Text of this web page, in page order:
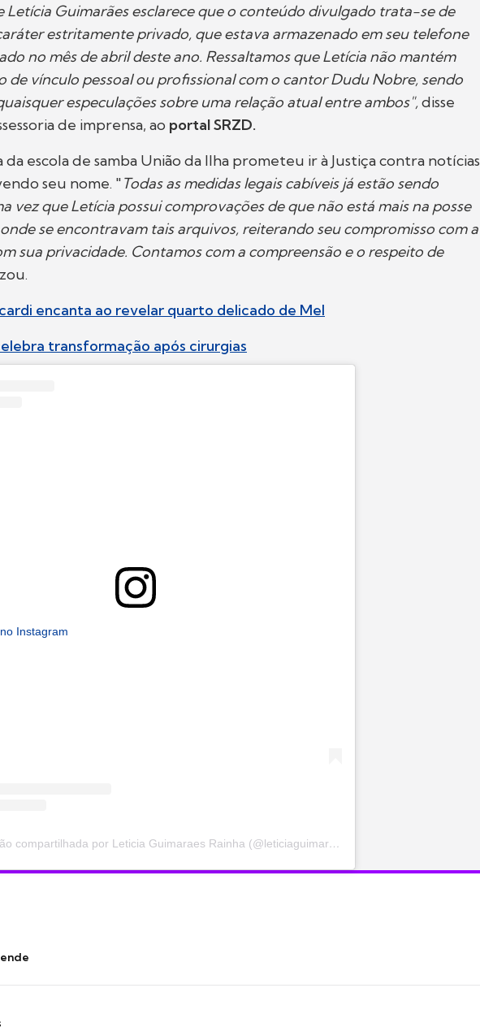
Letícia Guimarães esclarece que o conteúdo divulgado trata-se de
estritamente privado, que estava armazenado em seu telefone
no mês de abril deste ano. Ressaltamos que Letícia não mantém
de vínculo pessoal ou profissional com o cantor Dudu Nobre, sendo
especulações sobre uma relação atual entre ambos",disse
de imprensa, ao portal SRZD.
da escola de samba União da Ilha prometeu ir à Justiça contra notícias
seu nome. "Todas as medidas legais cabíveis já estão sendo
vez que Letícia possui comprovações de que não está mais na posse
se encontravam tais arquivos, reiterando seu compromisso com a
sua privacidade. Contamos com a compreensão e o respeito de
encanta ao revelar quarto delicado de Mel
transformação após cirurgias
Instagram
Uma publicação compartilhada por Leticia Guimaraes Rainha (@leticiaguimaraesrainha)